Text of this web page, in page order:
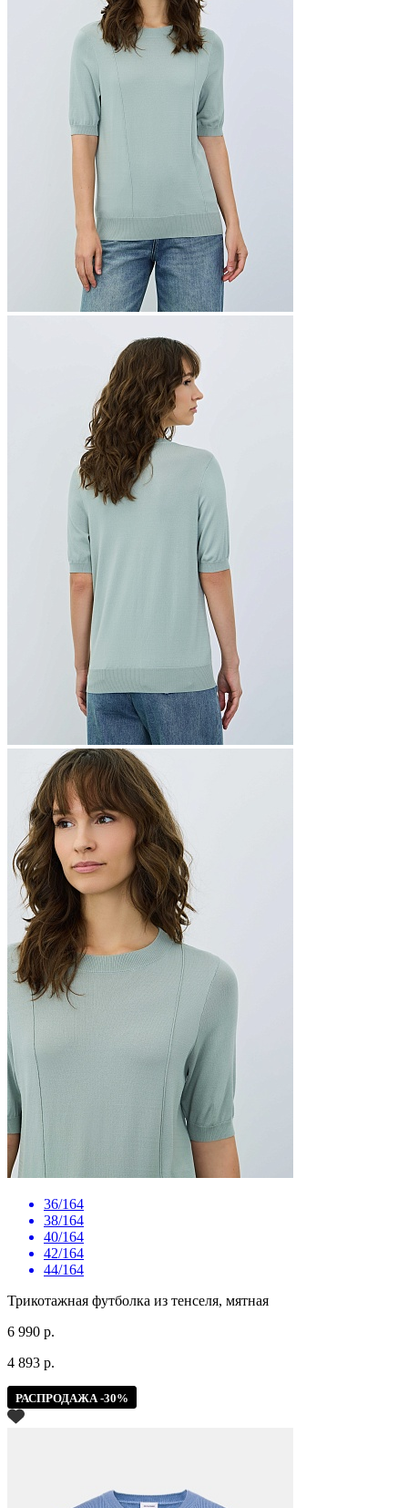
36/164
38/164
40/164
42/164
44/164
Трикотажная футболка из тенселя, мятная
6 990 р.
4 893 р.
РАСПРОДАЖА -30%